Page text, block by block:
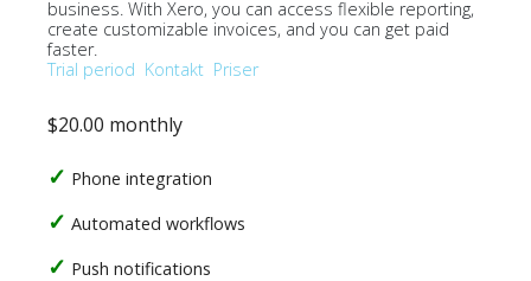
business. With Xero, you can access flexible reporting,
create customizable invoices, and you can get paid
faster.
Trial period Kontakt Priser
$20.00 monthly
Phone integration
Automated workflows
Push notifications